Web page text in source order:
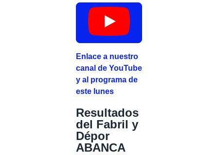
Enlace a nuestro
canal de YouTube
y al programa de
este lunes
Resultados
del Fabril y
Dépor
ABANCA